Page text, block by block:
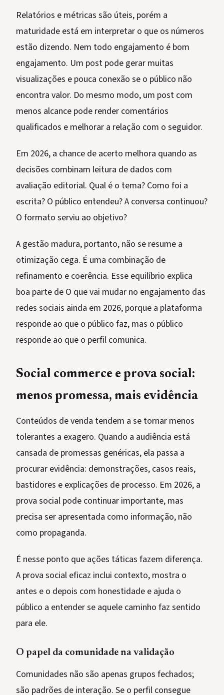
Relatórios e métricas são úteis, porém a
maturidade está em interpretar o que os números
estão dizendo. Nem todo engajamento é bom
engajamento. Um post pode gerar muitas
visualizações e pouca conexão se o público não
encontra valor. Do mesmo modo, um post com
menos alcance pode render comentários
qualificados e melhorar a relação com o seguidor.
Em 2026, a chance de acerto melhora quando as
decisões combinam leitura de dados com
avaliação editorial. Qual é o tema? Como foi a
escrita? O público entendeu? A conversa continuou?
O formato serviu ao objetivo?
A gestão madura, portanto, não se resume a
otimização cega. É uma combinação de
refinamento e coerência. Esse equilíbrio explica
boa parte de O que vai mudar no engajamento das
redes sociais ainda em 2026, porque a plataforma
responde ao que o público faz, mas o público
responde ao que o perfil comunica.
Social commerce e prova social:
menos promessa, mais evidência
Conteúdos de venda tendem a se tornar menos
tolerantes a exagero. Quando a audiência está
cansada de promessas genéricas, ela passa a
procurar evidência: demonstrações, casos reais,
bastidores e explicações de processo. Em 2026, a
prova social pode continuar importante, mas
precisa ser apresentada como informação, não
como propaganda.
É nesse ponto que ações táticas fazem diferença.
A prova social eficaz inclui contexto, mostra o
antes e o depois com honestidade e ajuda o
público a entender se aquele caminho faz sentido
para ele.
O papel da comunidade na validação
Comunidades não são apenas grupos fechados;
são padrões de interação. Se o perfil consegue